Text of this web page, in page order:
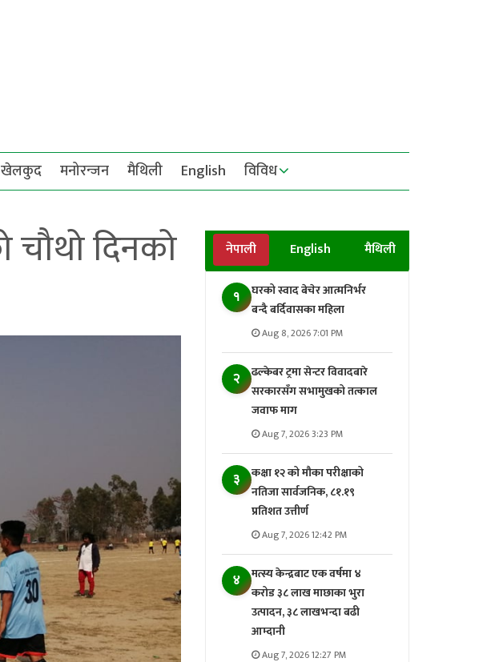
खेलकुद मनोरन्जन मैथिली English विविध
दिनको नेपाली English मैथिली
१
घरको स्वाद बेचेर आत्मनिर्भर
बन्दै बर्दिवासका महिला
Aug 8, 2026 7:01 PM
२
ढल्केबर ट्रमा सेन्टर विवादबारे
सरकारसँग सभामुखको तत्काल
जवाफ माग
Aug 7, 2026 3:23 PM
३
कक्षा १२ को मौका परीक्षाको
नतिजा सार्वजनिक, ८१.१९
प्रतिशत उत्तीर्ण
Aug 7, 2026 12:42 PM
४
मत्स्य केन्द्रबाट एक वर्षमा ४
करोड ३८ लाख माछाका भुरा
उत्पादन, ३८ लाखभन्दा बढी
आम्दानी
Aug 7, 2026 12:27 PM